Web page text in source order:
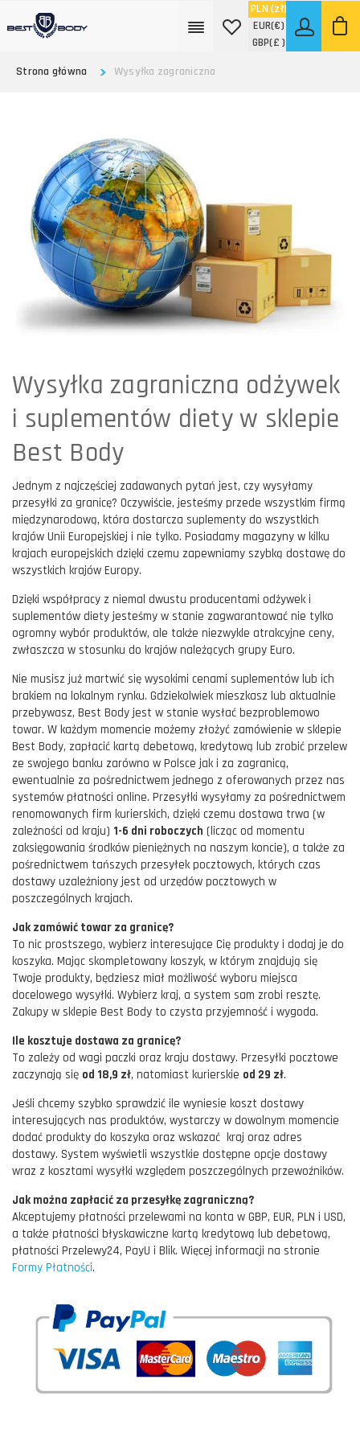
PLN (zł)
EUR(€)
GBP(£ )
Strona główna
Wysyłka zagraniczna
Wysyłka zagraniczna odżywek
i suplementów diety w sklepie
Best Body
Jednym z najczęściej zadawanych pytań jest, czy wysyłamy
przesyłki za granicę? Oczywiście, jesteśmy przede wszystkim firmą
międzynarodową, która dostarcza suplementy do wszystkich
krajów Unii Europejskiej i nie tylko. Posiadamy magazyny w kilku
krajach europejskich dzięki czemu zapewniamy szybką dostawę do
wszystkich krajów Europy.
Dzięki współpracy z niemal dwustu producentami odżywek i
suplementów diety jesteśmy w stanie zagwarantować nie tylko
ogromny wybór produktów, ale także niezwykle atrakcyjne ceny,
zwłaszcza w stosunku do krajów należących grupy Euro.
Nie musisz już martwić się wysokimi cenami suplementów lub ich
brakiem na lokalnym rynku. Gdziekolwiek mieszkasz lub aktualnie
przebywasz, Best Body jest w stanie wysłać bezproblemowo
towar. W każdym momencie możemy złożyć zamówienie w sklepie
Best Body, zapłacić kartą debetową, kredytową lub zrobić przelew
ze swojego banku zarówno w Polsce jak i za zagranicą,
ewentualnie za pośrednictwem jednego z oferowanych przez nas
systemów płatności online. Przesyłki wysyłamy za pośrednictwem
renomowanych firm kurierskich, dzięki czemu dostawa trwa (w
zależności od kraju) 1-6 dni roboczych (licząc od momentu
zaksięgowania środków pieniężnych na naszym koncie), a także za
pośrednictwem tańszych przesyłek pocztowych, których czas
dostawy uzależniony jest od urzędów pocztowych w
poszczególnych krajach.
Jak zamówić towar za granicę?
To nic prostszego, wybierz interesujące Cię produkty i dodaj je do
koszyka. Mając skompletowany koszyk, w którym znajdują się
Twoje produkty, będziesz miał możliwość wyboru miejsca
docelowego wysyłki. Wybierz kraj, a system sam zrobi resztę.
Zakupy w sklepie Best Body to czysta przyjemność i wygoda.
Ile kosztuje dostawa za granicę?
To zależy od wagi paczki oraz kraju dostawy. Przesyłki pocztowe
zaczynają się od 18,9 zł, natomiast kurierskie od 29 zł.
Jeśli chcemy szybko sprawdzić ile wyniesie koszt dostawy
interesujących nas produktów, wystarczy w dowolnym momencie
dodać produkty do koszyka oraz wskazać kraj oraz adres
dostawy. System wyświetli wszystkie dostępne opcje dostawy
wraz z kosztami wysyłki względem poszczególnych przewoźników.
Jak można zapłacić za przesyłkę zagraniczną?
Akceptujemy płatności przelewami na konta w GBP, EUR, PLN i USD,
a także płatności błyskawiczne kartą kredytową lub debetową,
płatności Przelewy24, PayU i Blik. Więcej informacji na stronie
Formy Płatności.